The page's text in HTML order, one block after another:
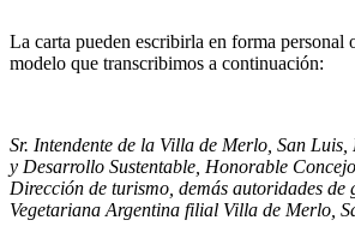
La carta pueden escribirla en forma personal
modelo que transcribimos a continuación:
Sr. Intendente de la Villa de Merlo, San
y Desarrollo Sustentable, Honorable
Dirección de turismo, demás autoridades
Vegetariana Argentina filial Villa de Merlo,